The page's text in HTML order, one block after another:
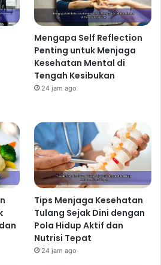
Mengapa Self Reflection
Penting untuk Menjaga
Kesehatan Mental di
Tengah Kesibukan
24 jam ago
Tips Menjaga Kesehatan
Tulang Sejak Dini dengan
Pola Hidup Aktif dan
Nutrisi Tepat
24 jam ago